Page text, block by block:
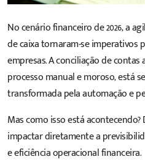
No cenário financeiro de 2026, a
de caixa tornaram-se imperativos
empresas. A conciliação decontas
processo manual e moroso, está
transformada pela automação e
Mas como isso está
impactar diretamente a
e eficiência operacional financeira.